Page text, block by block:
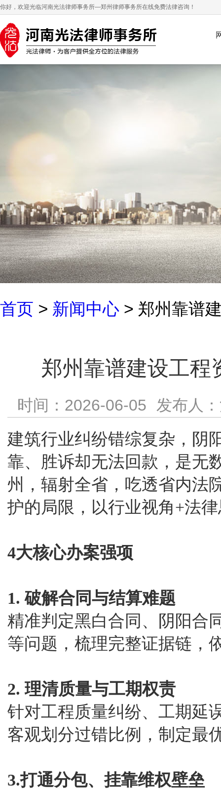
你好，欢迎光临河南光法律师事务所—郑州律师事务所在线免费法律咨询！
首页 > 新闻中心 > 郑州靠谱
郑州靠谱建设工程
时间：2026-06-05 发布人
建筑行业纠纷错综复杂，阴
靠、胜诉却无法回款，是无
州，辐射全省，吃透省内法
护的局限，以行业视角+法
4大核心办案强项
1. 破解合同与结算难题
精准判定黑白合同、阴阳合
等问题，梳理完整证据链，
2. 理清质量与工期权责
针对工程质量纠纷、工期延
客观划分过错比例，制定最
3.打通分包、挂靠维权壁垒